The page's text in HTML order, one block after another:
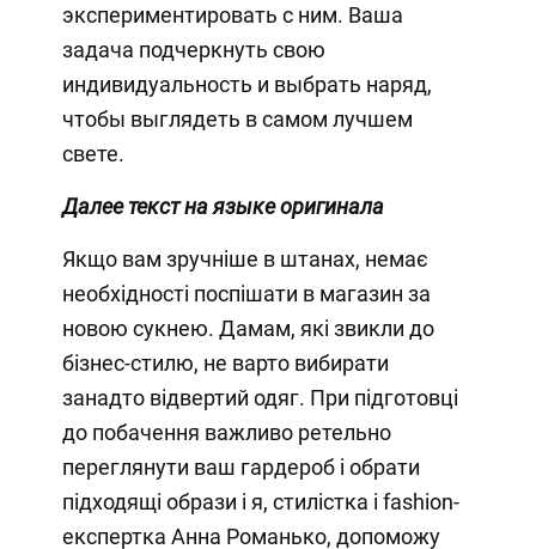
экспериментировать с ним. Ваша
задача подчеркнуть свою
индивидуальность и выбрать наряд,
чтобы выглядеть в самом лучшем
свете.
Далее текст на языке оригинала
Якщо вам зручніше в штанах, немає
необхідності поспішати в магазин за
новою сукнею. Дамам, які звикли до
бізнес-стилю, не варто вибирати
занадто відвертий одяг. При підготовці
до побачення важливо ретельно
переглянути ваш гардероб і обрати
підходящі образи і я, стилістка і fashion-
експертка Анна Романько, допоможу